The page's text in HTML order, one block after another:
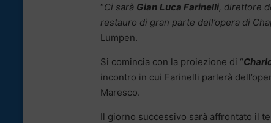
“Ci sarà Gian Luca Farinelli, direttore
restauro di gran parte dell’opera di
Lumpen.
Si comincia con la proiezione di “
incontro in cui Farinelli parlerà
Maresco.
Il giorno successivo sarà affrontato il